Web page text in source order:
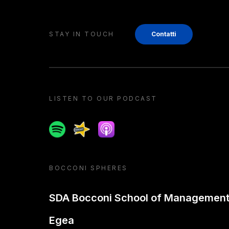
STAY IN TOUCH Contatti
LISTEN TO OUR PODCAST
SpotifySpreakerApple podcast
BOCCONI SPHERES
SDA Bocconi School of Management
Egea